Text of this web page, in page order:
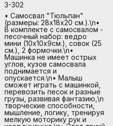
3-302
• Самосвал "Тюльпан"
(размеры: 28х18х20 см.).\n•
В комплекте с самосвалом -
песочный набор: ведро
мини (10х10х9см.), совок (25
см.), 2 формочки.\n•
Машинка не имеет острых
углов, кузов самосвала
поднимается и
опускается.\n• Малыш
сможет играть с машинкой,
перевозить песок и разные
грузы, развивая фантазию,\n
творческие способности,
мышление, логику, тренируя
мелкую моторику рук и